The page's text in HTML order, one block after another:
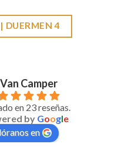
DUERMEN 4
Camper
en 23 reseñas.
by Google
en